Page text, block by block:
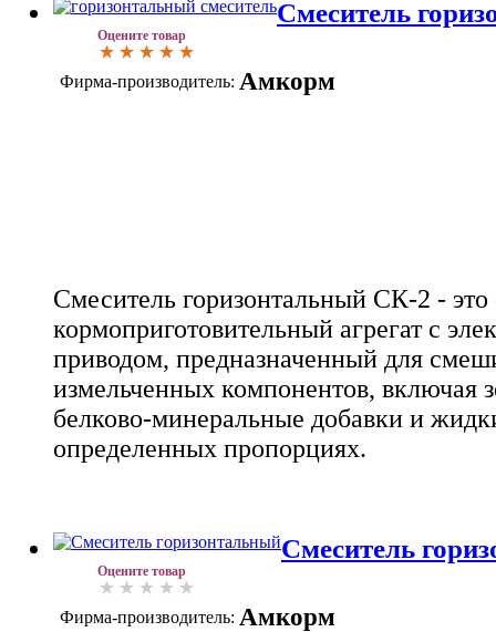
Оцените товар
Смеситель
Фирма-производитель: Амкорм
Смеситель горизонтальный СК-2 -
кормоприготовительный агрегат с
приводом, предназначенный для
измельченных компонентов, включая
белково-минеральные добавки и
определенных пропорциях.
Оцените товар
Смеситель
Фирма-производитель: Амкорм